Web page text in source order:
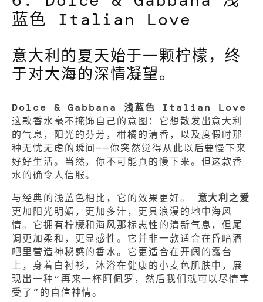
蓝色 Italian Love
意大利的夏天始于一颗柠檬，终
于对大海的深情凝望。
Dolce & Gabbana 浅蓝色 Italian Love
这款香水毫不掩饰自己的意图：它想散发出意大利
的气息，阳光的芬芳，柑橘的清香，以及度假时那
种无忧无虑的瞬间——你突然觉得从此以后要慢下来
好好生活。当然，你不可能真的慢下来。但这款香
水的确令人信服。
与经典的浅蓝色相比，它的效果更好。 意大利之爱
更加阳光明媚，更加多汁，更具浪漫的地中海风
情。它拥有柠檬和海风那标志性的清新气息，但尾
调更加柔和，更显感性。它并非一款适合在昏暗酒
吧里营造神秘感的香水。它更适合在开阔的露台
上，身着白衬衫，沐浴在健康的小麦色肌肤中，展
现出一种“再来一杯阿佩罗，然后我们就可以尽情享
受了”的自信神情。